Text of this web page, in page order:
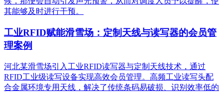
其能够及时进行干预。
工业RFID赋能滑雪场：定制天线与读写器的会员管
理案例
河北某滑雪场引入工业RFID读写器与定制天线技术，通过
RFID工业级读写设备实现高效会员管理。高频工业读写头配
合金属环境专用天线，解决了传统条码易破损、识别效率低的